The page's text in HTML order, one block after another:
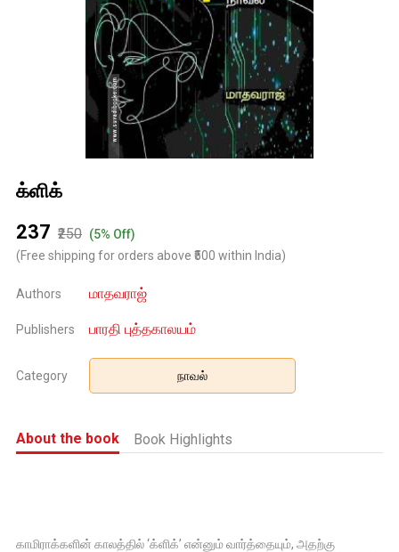
க்ளிக்
₹237 ₹250 (5% Off)
(Free shipping for orders above ₹500 within India)
Authors மாதவராஜ்
Publishers பாரதி புத்தகாலயம்
Category நாவல்
About the book Book Highlights
காமிராக்களின் காலத்தில் ‘க்ளிக்’ என்னும் வார்த்தையும், அதற்கு